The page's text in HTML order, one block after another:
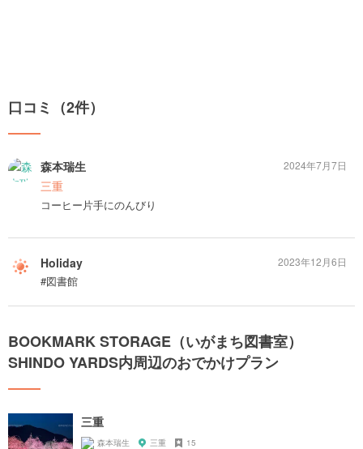
口コミ（2件）
森本瑞生
三重
コーヒー片手にのんびり
2024年7月7日
Holiday
#図書館
2023年12月6日
BOOKMARK STORAGE（いがまち図書室）
SHINDO YARDS内周辺のおでかけプラン
三重
森本瑞生 三重 15